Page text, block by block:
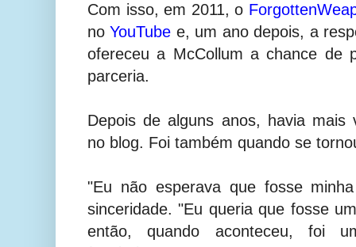
Com isso, em 2011, o
noYouTube e, um ano depois, a
ofereceu a McCollum a chance de
parceria.
Depois de alguns anos, havia mais
no blog. Foi também quando se
"Eu não esperava que fosse
sinceridade. "Eu queria que fosse
então, quando aconteceu, foi